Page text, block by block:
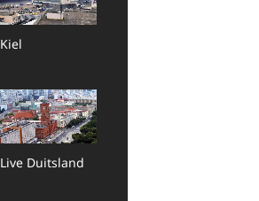
Kiel
Live Duitsland